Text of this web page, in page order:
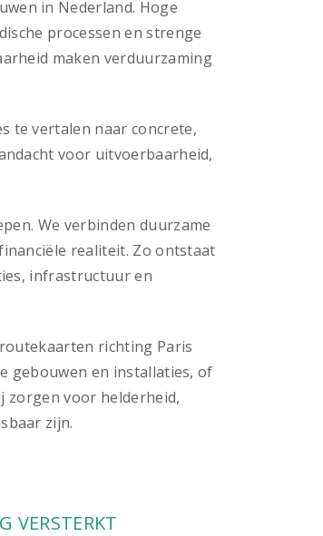
in Nederland. Hoge
processen en strenge
maken verduurzaming
te vertalen naar concrete,
voor uitvoerbaarheid,
We verbinden duurzame
realiteit. Zo ontstaat
infrastructuur en
richting Paris
gebouwen en installaties, of
zorgen voor helderheid,
zijn.
VERSTERKT